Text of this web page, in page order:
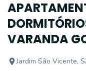
VARANDA
Jardim São Vicente,